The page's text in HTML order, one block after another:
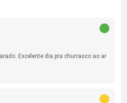
Excelente dia pra churrasco ao ar